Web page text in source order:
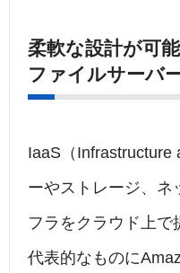
柔軟な設計が可
ファイルサーバー
IaaS（Infrastructure
ーやストレージ、ネ
フラをクラウド上で
代表的なものに